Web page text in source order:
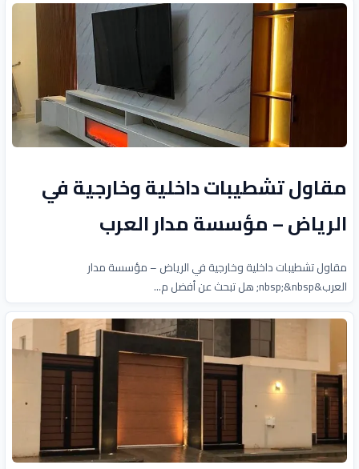
مقاول تشطيبات داخلية وخارجية في
الرياض – مؤسسة مدار العرب
مقاول تشطيبات داخلية وخارجية في الرياض – مؤسسة مدار
العرب&nbsp;&nbsp; هل تبحث عن أفضل م...